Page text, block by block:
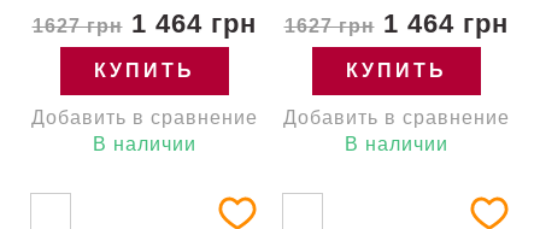
1627 грн1 464 грн
КУПИТЬ
Добавить в сравнение
В наличии
1627 грн1 464 грн
КУПИТЬ
Добавить в сравнение
В наличии